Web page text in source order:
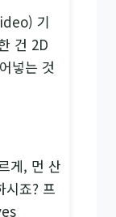
기
건 2D
넣는 것
게, 먼 산
시죠? 프